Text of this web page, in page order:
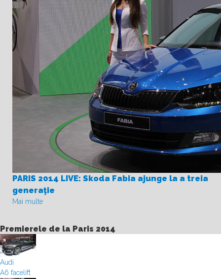
PARIS 2014 LIVE: Skoda Fabia ajunge la a treia
generaţie
Mai multe
Premierele de la Paris 2014
Audi
A6 facelift